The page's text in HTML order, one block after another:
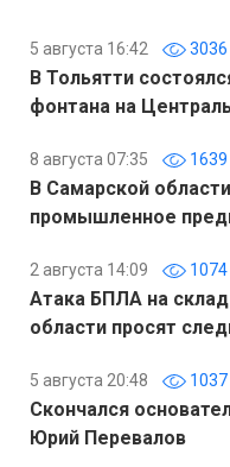
5 августа 16:42 3036
В Тольятти
фонтана на
8 августа 07:35 1639
В Самарской
промышленное
2 августа 14:09 1074
Атака БПЛА на
области просят
5 августа 20:48 1037
Скончался
Юрий Перевалов